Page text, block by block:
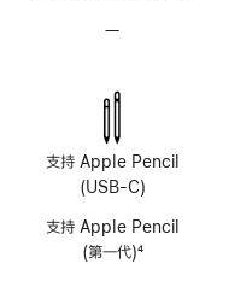
—
像
头
统
支持 Apple Pencil
(USB-C)
支持 Apple Pencil
(第一代)4